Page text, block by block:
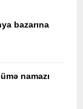
bazarına
namazı